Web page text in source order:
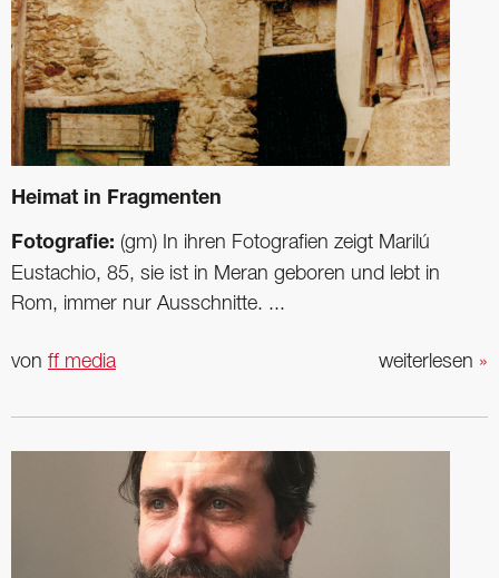
Heimat in Fragmenten
Fotografie: (gm) In ihren Fotografien zeigt Marilú
Eustachio, 85, sie ist in Meran geboren und lebt in
Rom, immer nur Ausschnitte. ...
weiterlesen »
von ff media